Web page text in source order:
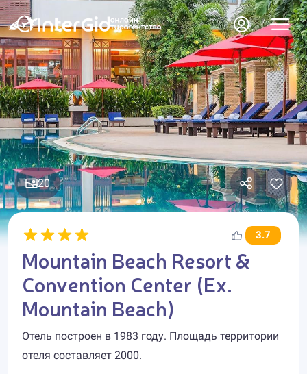
20
3.7
Mountain Beach Resort &
Convention Center (Ex.
Mountain Beach)
Отель построен в 1983 году. Площадь территории
отеля составляет 2000.